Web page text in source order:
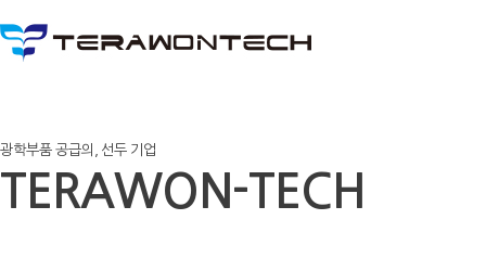
광학부품 공급의, 선두 기업
TERAWON-TECH